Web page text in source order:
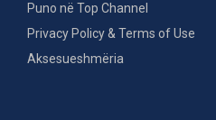
Puno në Top Channel
Privacy Policy & Terms of Use
Aksesueshmëria